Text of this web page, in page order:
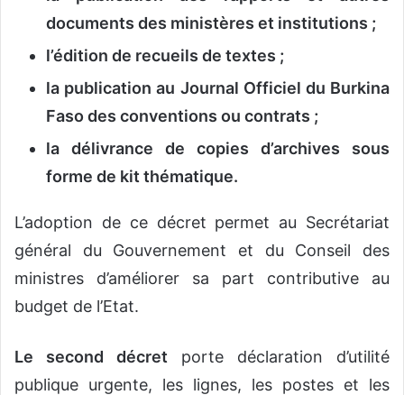
documents des ministères et institutions ;
l’édition de recueils de textes ;
la publication au Journal Officiel du Burkina
Faso des conventions ou contrats ;
la délivrance de copies d’archives sous
forme de kit thématique.
L’adoption de ce décret permet au Secrétariat
général du Gouvernement et du Conseil des
ministres d’améliorer sa part contributive au
budget de l’Etat.
Le second décret porte déclaration d’utilité
publique urgente, les lignes, les postes et les